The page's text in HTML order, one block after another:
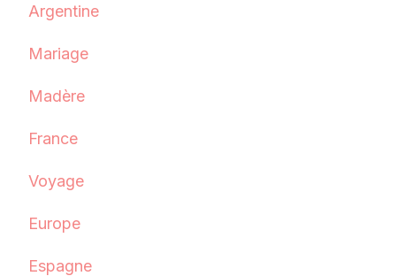
Argentine
Mariage
Madère
France
Voyage
Europe
Espagne